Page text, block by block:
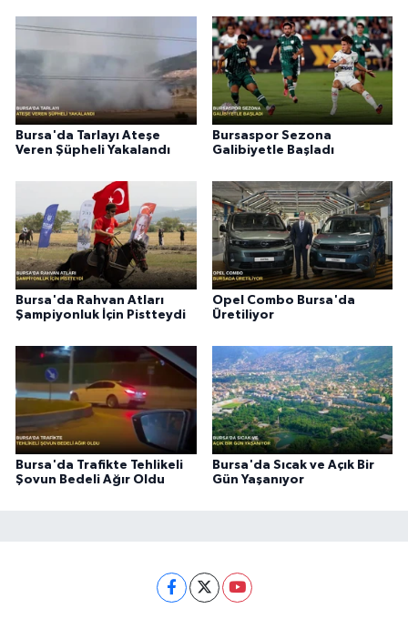
Bursa'da Tarlayı Ateşe
Veren Şüpheli Yakalandı
Bursaspor Sezona
Galibiyetle Başladı
Bursa'da Rahvan Atları
Şampiyonluk İçin Pistteydi
Opel Combo Bursa'da
Üretiliyor
Bursa'da Trafikte Tehlikeli
Şovun Bedeli Ağır Oldu
Bursa'da Sıcak ve Açık Bir
Gün Yaşanıyor